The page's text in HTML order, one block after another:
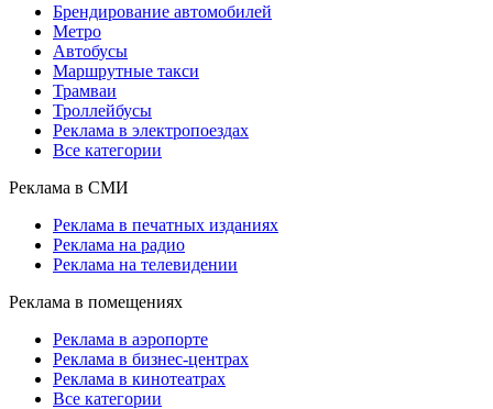
Брендирование автомобилей
Метро
Автобусы
Маршрутные такси
Трамваи
Троллейбусы
Реклама в электропоездах
Все категории
Реклама в СМИ
Реклама в печатных изданиях
Реклама на радио
Реклама на телевидении
Реклама в помещениях
Реклама в аэропорте
Реклама в бизнес-центрах
Реклама в кинотеатрах
Все категории